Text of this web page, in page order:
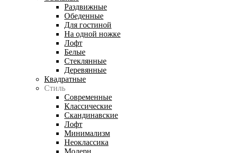
Раздвижные
Обеденные
Для гостиной
На одной ножке
Лофт
Белые
Стеклянные
Деревянные
Квадратные
Стиль
Современные
Классические
Скандинавские
Лофт
Минимализм
Неоклассика